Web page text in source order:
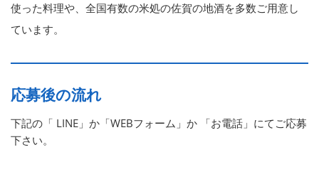
使った料理や、全国有数の米処の佐賀の地酒を多数ご用意し
ています。
応募後の流れ
下記の「 LINE」か「WEBフォーム」か 「お電話」にてご応募
下さい。